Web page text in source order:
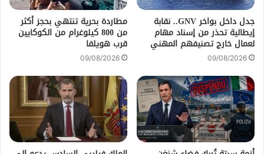
جدل داخل بواخر GNV.. نقابة
إيطالية تحذر من إسناد مهام
لعمال خارج تصنيفهم المهني
09/08/2026
مطاردة بحرية تنتهي بحجز أكثر
من 800 كيلوغرام من الكوكايين
قرب هويلفا
09/08/2026